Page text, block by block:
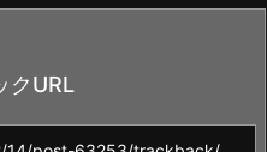
クURL